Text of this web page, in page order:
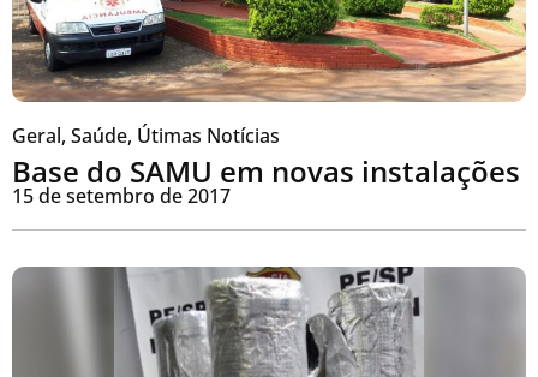
Geral, Saúde, Útimas Notícias
Base do SAMU em novas instalações
15 de setembro de 2017